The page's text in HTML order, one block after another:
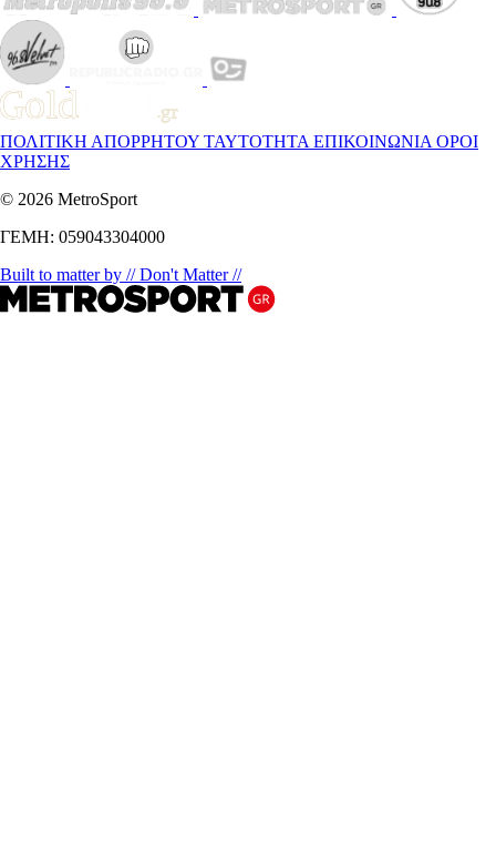
ΠΟΛΙΤΙΚΗ ΑΠΟΡΡΗΤΟΥ ΤΑΥΤΟΤΗΤΑ ΕΠΙΚΟΙΝΩΝΙΑ ΟΡΟΙ
ΧΡΗΣΗΣ
© 2026 MetroSport
ΓΕΜΗ: 059043304000
Built to matter by // Don't Matter //